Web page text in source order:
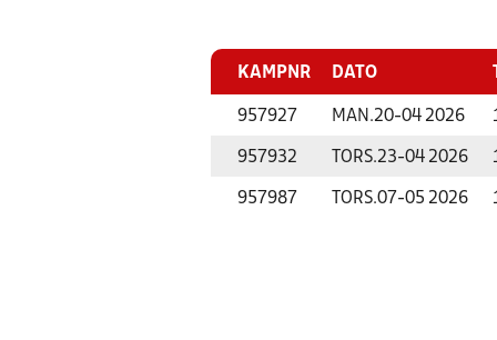
KAMPNR DATO
957927 MAN.20-04 2026
957932 TORS.23-04 2026
957987 TORS.07-05 2026